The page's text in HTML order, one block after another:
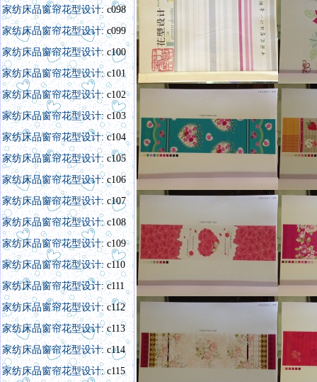
家纺床品窗帘花型设计: c098
家纺床品窗帘花型设计: c099
家纺床品窗帘花型设计: c100
家纺床品窗帘花型设计: c101
家纺床品窗帘花型设计: c102
家纺床品窗帘花型设计: c103
家纺床品窗帘花型设计: c104
家纺床品窗帘花型设计: c105
家纺床品窗帘花型设计: c106
家纺床品窗帘花型设计: c107
家纺床品窗帘花型设计: c108
家纺床品窗帘花型设计: c109
家纺床品窗帘花型设计: c110
家纺床品窗帘花型设计: c111
家纺床品窗帘花型设计: c112
家纺床品窗帘花型设计: c113
家纺床品窗帘花型设计: c114
家纺床品窗帘花型设计: c115